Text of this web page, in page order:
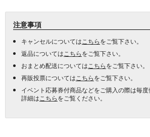
注意事項
キャンセルについては こちらをご覧下さい。
返品については こちらをご覧下さい。
おまとめ配送については こちらをご覧下さい。
再販投票については こちらをご覧下さい。
イベント応募券付商品などをご購入の際は毎度
詳細は こちらをご覧ください。